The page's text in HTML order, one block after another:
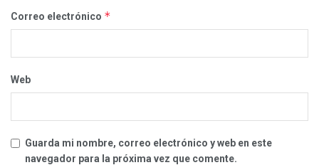
Correo electrónico *
Web
Guarda mi nombre, correo electrónico y web en este
navegador para la próxima vez que comente.